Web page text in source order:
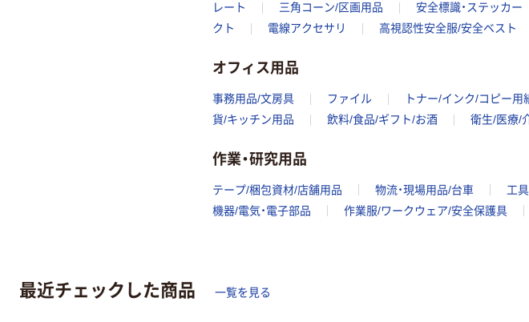
レート
三角コーン/区画用品 安全標識・ステッカー
クト
電線アクセサリ 高視認性安全服/安全ベスト
オフィス用品
事務用品/文房具 ファイル トナー/インク/コピー用
貨/キッチン用品
飲料/食品/ギフト/お酒 衛生/医療/
作業・研究用品
テープ/梱包資材/店舗用品 物流・現場用品/台車 工
機器/電気・電子部品
作業服/ワークウェア/安全保護具
最近チェックした商品 一覧を見る